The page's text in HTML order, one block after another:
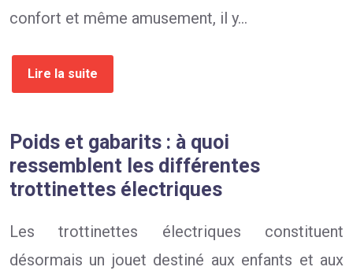
confort et même amusement, il y…
Lire la suite
Poids et gabarits : à quoi
ressemblent les différentes
trottinettes électriques
Les trottinettes électriques constituent
désormais un jouet destiné aux enfants et aux